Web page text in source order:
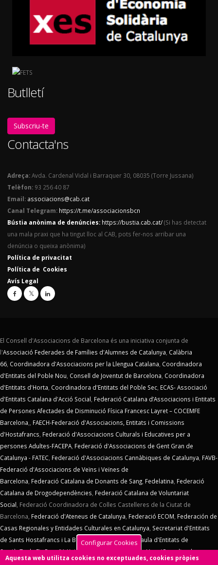
Butlletí
Subscriu-te
Contacta'ns
Adreça:Avda. Cardenal Vidal i Barraquer 30, 08035 (Torre Jussana)
Telèfon: 93 256 40 87
Email: associacions@cab.cat
Canal Telegram: https://t.me/associacionsbcn
Bústia anònima de denúncies: https://bustia.cab.cat/(Si has detectat
una mala praxi que ha tingut lloc al CAB, pots fer-nos arribar una
denúncia o queixa anònima)
Política de privacitat
Política de Cookies
Avís Legal
El Consell d'Associacions de Barcelona és una iniciativa conjunta de
l'Associació Federades de Famílies d'Alumnes de Catalunya, Calàbria
66, Coordinadora d'Associacions per la Llengua Catalana, Coordinadora
d'Entitats del Poble Nou, Consell de Joventut de Barcelona, Coordinadora
d'Entitats d'Horta, Coordinadora d'Entitats del Poble Sec, ECAS- Associació
d'Entitats Catalana d'Acció Social, Federació Catalana d’Associacions i Entitats
de Persones Afectades de Disminució Física Francesc Layret – COCEMFE
Barcelona,, FAECH-Federació d'Associacions, Entitats i Comissions
d'Hostafrancs, Federació d'Associacions Culturals i Educatives per a
persones Adultes-FACEPA, Federació d'Associacions de Gent Gran de
Catalunya - FATEC, Federació d'Associacions Cannàbiques de Catalunya, FAVB-
Federació d'Associacions de Veïns i Veïnes de
Barcelona, Federació Catalana de Donants de Sang, Fedelatina, Federació
Catalana de Drogodependències, Federació Catalana de Voluntariat
Social, Federació Coordinadora de Colles Castelleres de la Ciutat de
Barcelona, Federació d'Ateneus de Catalunya, Federació ECOM, Federación de
Casas Regionales y Entidades Culturales en Catalunya, Secretariat d'Entitats
de Sants Hostafrancs i La Bordeta,SOS Racisme, Taula d'Entitats de
Sarrià,Taula Eix Pere IV,Unió d'Entitats de La Marina,Vern (Coordinadora
d'Entitats de La Verneda)
Xarxa d'Economia Solidària
Configurar Cookies
Aquesta web utilitza cookies no exceptuades, cookies pròpies